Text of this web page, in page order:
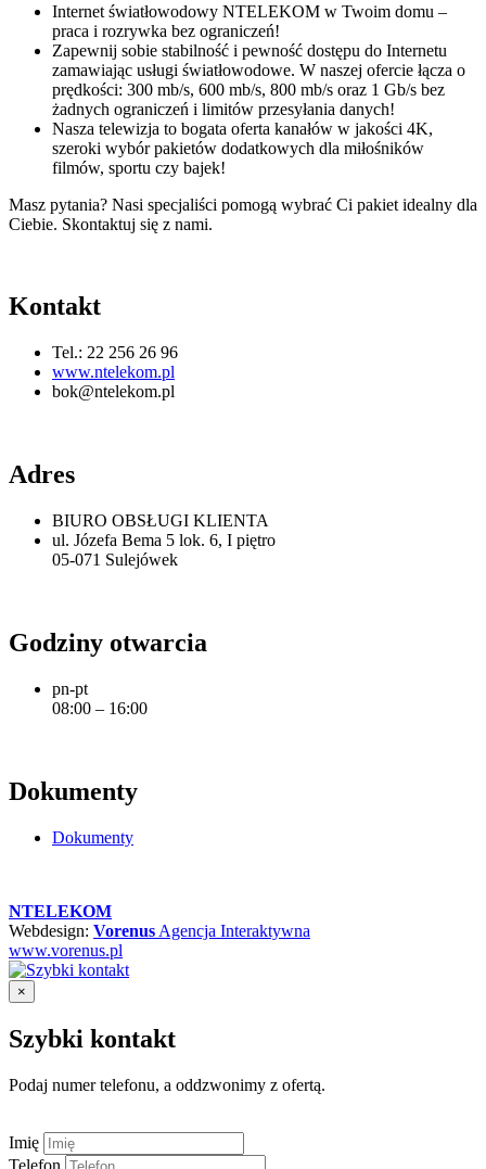
Internet światłowodowy NTELEKOM w Twoim domu –
praca i rozrywka bez ograniczeń!
Zapewnij sobie stabilność i pewność dostępu do Internetu
zamawiając usługi światłowodowe. W naszej ofercie łącza o
prędkości: 300 mb/s, 600 mb/s, 800 mb/s oraz 1 Gb/s bez
żadnych ograniczeń i limitów przesyłania danych!
Nasza telewizja to bogata oferta kanałów w jakości 4K,
szeroki wybór pakietów dodatkowych dla miłośników
filmów, sportu czy bajek!
Masz pytania? Nasi specjaliści pomogą wybrać Ci pakiet idealny dla
Ciebie. Skontaktuj się z nami.
Kontakt
Tel.: 22 256 26 96
www.ntelekom.pl
bok@ntelekom.pl
Adres
BIURO OBSŁUGI KLIENTA
ul. Józefa Bema 5 lok. 6, I piętro
05-071 Sulejówek
Godziny otwarcia
pn-pt
08:00 – 16:00
Dokumenty
Dokumenty
NTELEKOM
Webdesign: Vorenus Agencja Interaktywna
www.vorenus.pl
×
Szybki kontakt
Podaj numer telefonu, a oddzwonimy z ofertą.
Imię
Telefon